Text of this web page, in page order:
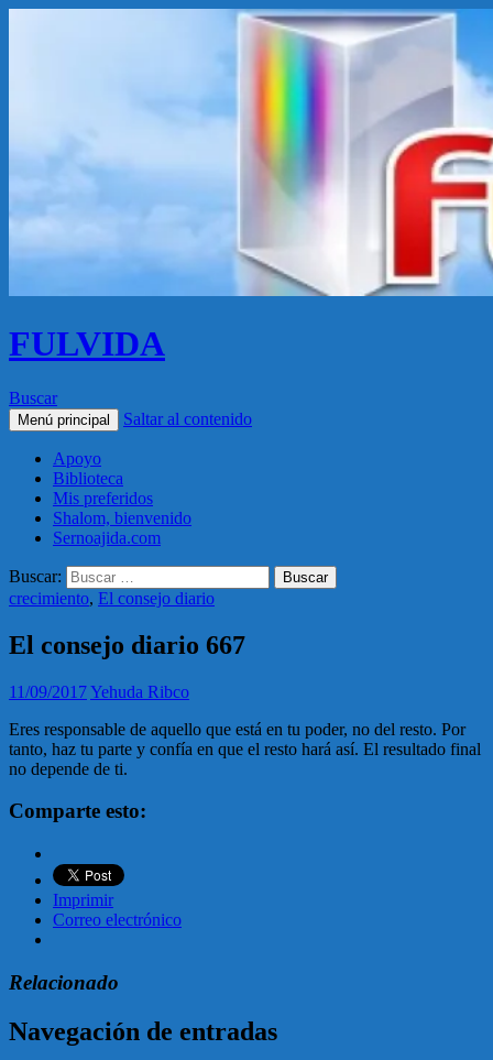
FULVIDA
Buscar
Menú principal Saltar al contenido
Apoyo
Biblioteca
Mis preferidos
Shalom, bienvenido
Sernoajida.com
Buscar:
crecimiento, El consejo diario
El consejo diario 667
11/09/2017Yehuda Ribco
Eres responsable de aquello que está en tu poder, no del resto. Por
tanto, haz tu parte y confía en que el resto hará así. El resultado final
no depende de ti.
Comparte esto:
Imprimir
Correo electrónico
Relacionado
Navegación de entradas